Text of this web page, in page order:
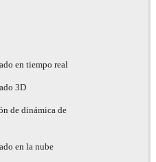
en tiempo real
3D
de dinámica de
en la nube